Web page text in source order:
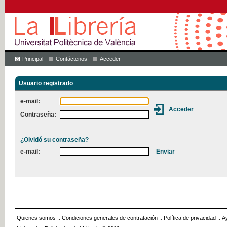
Principal Contáctenos Acceder
Usuario registrado
e-mail:
Contraseña:
¿Olvidó su contraseña?
e-mail:
Quienes somos :: Condiciones generales de contratación :: Política de privacidad ::